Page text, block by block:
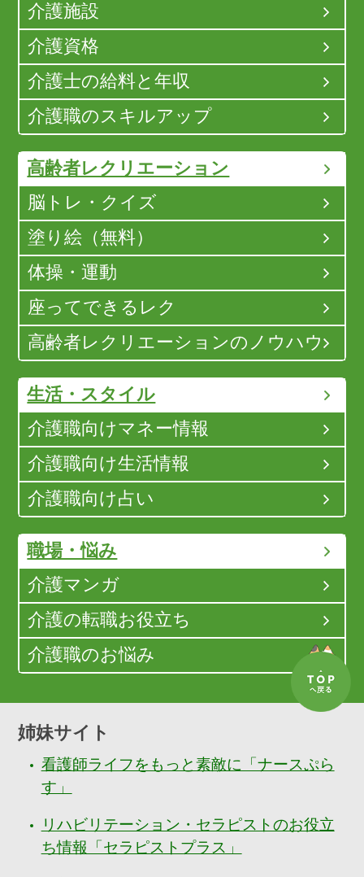
介護施設
介護資格
介護士の給料と年収
介護職のスキルアップ
高齢者レクリエーション
脳トレ・クイズ
塗り絵（無料）
体操・運動
座ってできるレク
高齢者レクリエーションのノウハウ
生活・スタイル
介護職向けマネー情報
介護職向け生活情報
介護職向け占い
職場・悩み
介護マンガ
介護の転職お役立ち
介護職のお悩み
姉妹サイト
看護師ライフをもっと素敵に「ナースぷら
す」
リハビリテーション・セラピストのお役立
ち情報「セラピストプラス」